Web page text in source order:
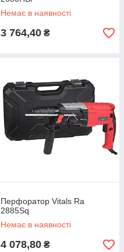
Немає в наявності
3 764,40 ₴
Перфоратор Vitals Ra
2885Sq
Немає в наявності
4 078,80 ₴